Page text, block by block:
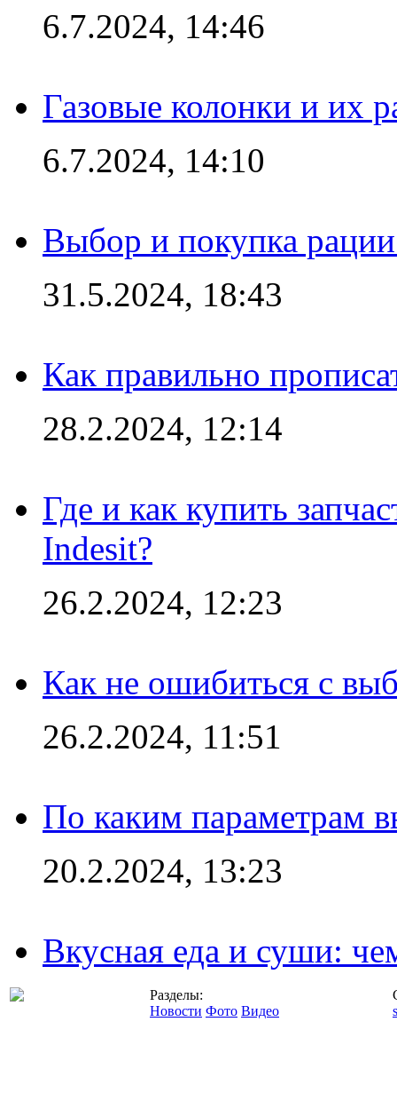
6.7.2024, 14:46
Газовые колонки и их
6.7.2024, 14:10
Выбор и покупка
31.5.2024, 18:43
Как правильно
28.2.2024, 12:14
Где и как купить
Indesit?
26.2.2024, 12:23
Как не ошибиться с
26.2.2024, 11:51
По каким параметрам
20.2.2024, 13:23
Вкусная еда и суши:
Разделы:
Новости Фото Видео